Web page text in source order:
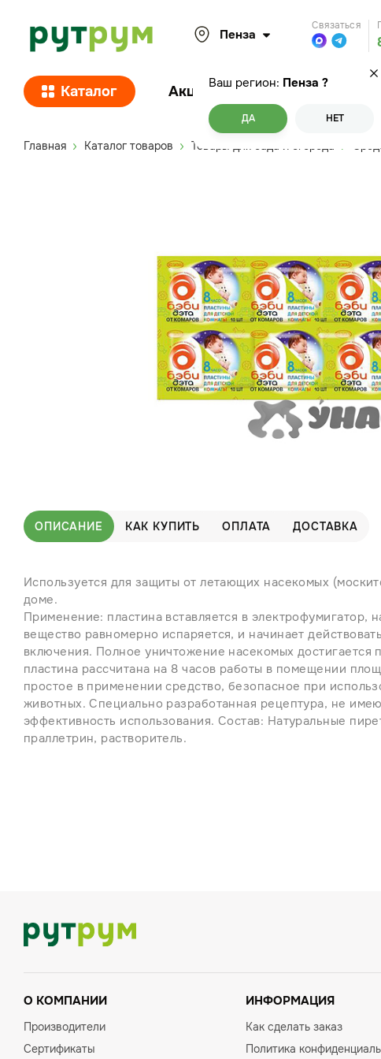
Пенза
Ваш регион: Пенза ?
ДА НЕТ
Связаться
Каталог Акции Покупателям
Главная Каталог товаров Товары для сада и огорода
ОПИСАНИЕ КАК КУПИТЬ ОПЛАТА ДОСТАВКА
Используется для защиты от летающих насекомых
доме.
Применение: пластина вставляется в электрофумигатор,
вещество равномерно испаряется, и начинает
включения. Полное уничтожение насекомых достигается
пластина рассчитана на 8 часов работы в помещении
простое в применении средство, безопасное при
животных. Специально разработанная рецептура, не
эффективность использования. Состав: Натуральные
праллетрин, растворитель.
О КОМПАНИИ
Производители
Сертификаты
ИНФОРМАЦИЯ
Как сделать заказ
Политика